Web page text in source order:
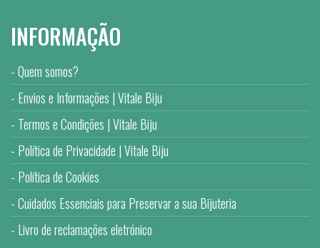
INFORMAÇÃO
Quem somos?
Envios e Informações | Vitale Biju
Termos e Condições | Vitale Biju
Política de Privacidade | Vitale Biju
Política de Cookies
Cuidados Essenciais para Preservar a sua Bijuteria
Livro de reclamações eletrónico